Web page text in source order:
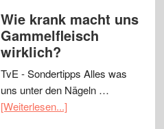
Wie krank macht uns
Gammelfleisch
wirklich?
TvE - Sondertipps Alles was
uns unter den Nägeln …
[Weiterlesen...]